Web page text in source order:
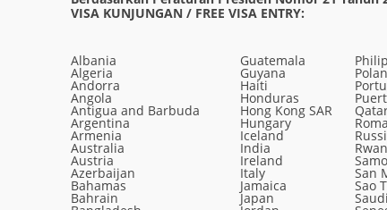
VISA KUNJUNGAN / FREE VISA ENTRY:
Albania Guatemala
Algeria Guyana
Andorra Haiti
Angola Honduras
Antigua and Barbuda Hong Kong SAR
Argentina Hungary
Armenia Iceland
Australia India
Austria Ireland
Azerbaijan Italy San
Bahamas Jamaica Sao
Bahrain Japan